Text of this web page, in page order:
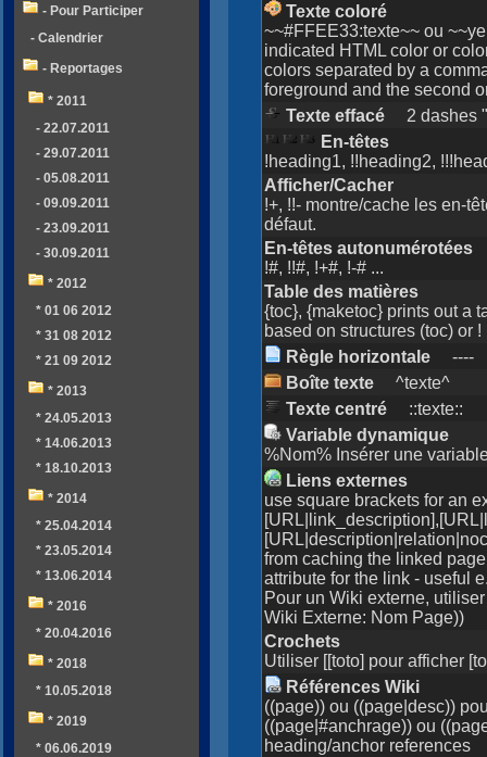
Texte coloré
~~#FFEE33:texte~~ ou
indicated HTML color or
colors separated by a
foreground and the second
Texte effacé 2 dashes
En-têtes
!heading1, !!heading2,
Afficher/Cacher
!+, !!- montre/cache les en-
défaut.
En-têtes autonumérotées
!#, !!#, !+#, !-# ...
Table des matières
{toc}, {maketoc} prints out a
based on structures (toc) or
Règle horizontale ----
Boîte texte ^texte^
Texte centré ::texte::
Variable dynamique
%Nom% Insérer une
Liens externes
use square brackets for an
from caching the linked
attribute for the link - useful
Pour un Wiki externe,
Wiki Externe: Nom Page))
Crochets
Utiliser [[toto] pour afficher
Références Wiki
((page)) ou ((page|desc))
((page|#anchrage)) ou
heading/anchor references
- Pour Participer
- Calendrier
- Reportages
* 2011
- 22.07.2011
- 29.07.2011
- 05.08.2011
- 09.09.2011
- 23.09.2011
- 30.09.2011
* 2012
* 01 06 2012
* 31 08 2012
* 21 09 2012
* 2013
* 24.05.2013
* 14.06.2013
* 18.10.2013
* 2014
* 25.04.2014
* 23.05.2014
* 13.06.2014
* 2016
* 20.04.2016
* 2018
* 10.05.2018
* 2019
* 06.06.2019